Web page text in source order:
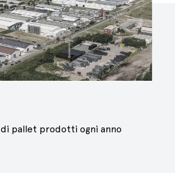
di pallet prodotti ogni anno